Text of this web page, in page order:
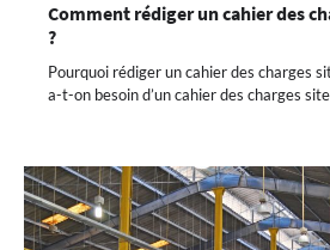
Comment rédiger un cahier des
?
Pourquoi rédiger un cahier des charges
a-t-on besoin d’un cahier des charges